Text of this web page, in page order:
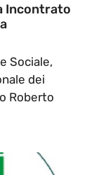
Incontrato
Sociale,
dei
Roberto